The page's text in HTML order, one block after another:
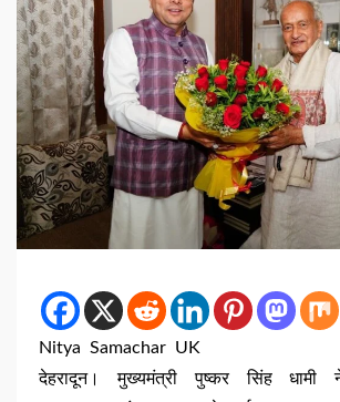
Nitya Samachar UK
देहरादून। मुख्यमंत्री पुष्कर सिंह धामी